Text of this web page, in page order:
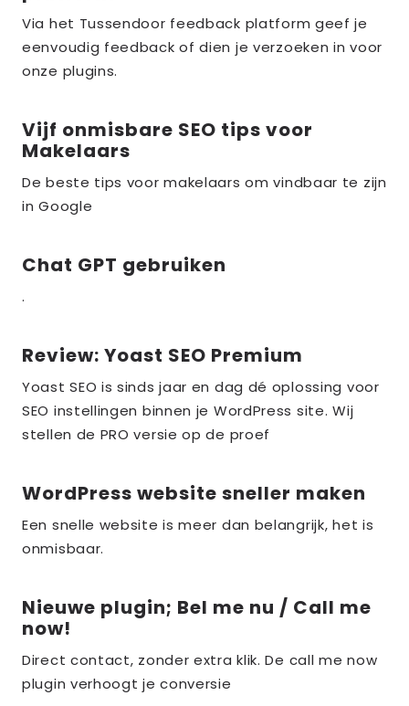
over
the_title;
Via het Tussendoor feedback platform geef je
eenvoudig feedback of dien je verzoeken in voor
onze plugins.
Lees
meer
over
the_title;
Vijf onmisbare SEO tips voor
Makelaars
De beste tips voor makelaars om vindbaar te zijn
in Google
Lees
the_title;
Chat GPT gebruiken
.
Lees
meer
over
the_title;
Review: Yoast SEO Premium
Yoast SEO is sinds jaar en dag dé oplossing voor
SEO instellingen binnen je WordPress site. Wij
stellen de PRO versie op de proef
Lees
meer
over
WordPress website sneller maken
Een snelle website is meer dan belangrijk, het is
onmisbaar.
Lees
meer
over
the_title;
Nieuwe plugin; Bel me nu / Call me
now!
Direct contact, zonder extra klik. De call me now
plugin verhoogt je conversie